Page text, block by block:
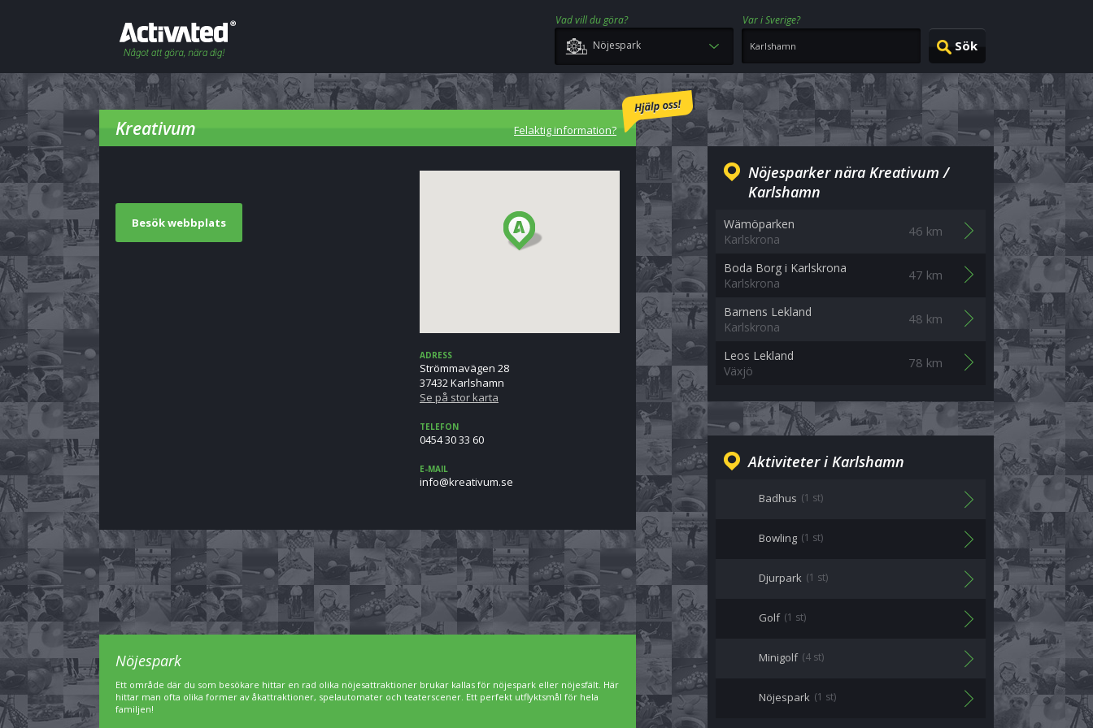
Vad vill du göra?
Var i Sverige?
Nöjespark
Kreativum Felaktig information?
Besök webbplats
ADRESS
Strömmavägen 28
37432 Karlshamn
Se på stor karta
TELEFON
0454 30 33 60
E-MAIL
es.muvitaerk@ofni
Nöjesparker nära Kreativum /
Karlshamn
Wämöparken
Karlskrona
46 km
Boda Borg i Karlskrona
Karlskrona
47 km
Barnens Lekland
Karlskrona
48 km
Leos Lekland
Växjö
78 km
Aktiviteter i Karlshamn
Badhus (1 st)
Bowling (1 st)
Djurpark (1 st)
Golf (1 st)
Minigolf (4 st)
Nöjespark (1 st)
Nöjespark
Ett område där du som besökare hittar en rad olika nöjesattraktioner brukar kallas för nöjespark eller nöjesfält. Här
hittar man ofta olika former av åkattraktioner, spelautomater och teaterscener. Ett perfekt utflyktsmål för hela
familjen!